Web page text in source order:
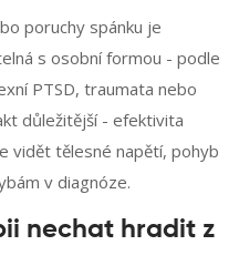
poruchy spánku je
s osobní formou - podle
PTSD, traumata nebo
důležitější - efektivita
vidět tělesné napětí, pohyb
v diagnóze.
nechat hradit z